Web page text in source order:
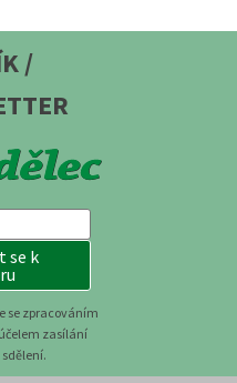
/
se k
se zpracováním
zasílání